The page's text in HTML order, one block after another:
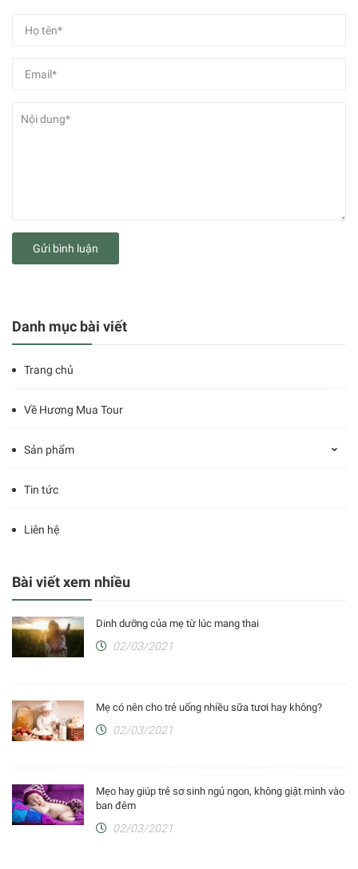
Danh mục bài viết
Trang chủ
Về Hương Mua Tour
Sản phẩm
Tin tức
Liên hệ
Bài viết xem nhiều
Dinh dưỡng của mẹ từ lúc mang thai
02/03/2021
Mẹ có nên cho trẻ uống nhiều sữa tươi hay không?
02/03/2021
Mẹo hay giúp trẻ sơ sinh ngủ ngon, không giật mình vào
ban đêm
02/03/2021
Gửi bình luận